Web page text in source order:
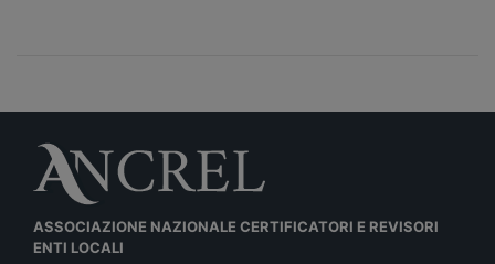
ASSOCIAZIONE NAZIONALE CERTIFICATORI E REVISORI
ENTI LOCALI